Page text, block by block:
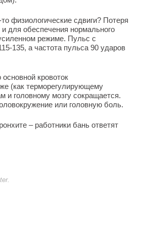
физиологические сдвиги? Потеря
для обеспечения нормального
режиме. Пульс с
135, а частота пульса 90 ударов
кровоток
(как терморегулирующему
и головному мозгу сокращается.
или головную боль.
– работники бань ответят